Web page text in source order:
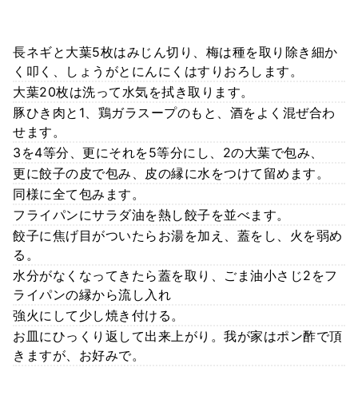
長ネギと大葉5枚はみじん切り、梅は種を取り除き細か
く叩く、しょうがとにんにくはすりおろします。
大葉20枚は洗って水気を拭き取ります。
豚ひき肉と1、鶏ガラスープのもと、酒をよく混ぜ合わ
せます。
3を4等分、更にそれを5等分にし、2の大葉で包み、
更に餃子の皮で包み、皮の縁に水をつけて留めます。
同様に全て包みます。
フライパンにサラダ油を熱し餃子を並べます。
餃子に焦げ目がついたらお湯を加え、蓋をし、火を弱め
る。
水分がなくなってきたら蓋を取り、ごま油小さじ2をフ
ライパンの縁から流し入れ
強火にして少し焼き付ける。
お皿にひっくり返して出来上がり。我が家はポン酢で頂
きますが、お好みで。